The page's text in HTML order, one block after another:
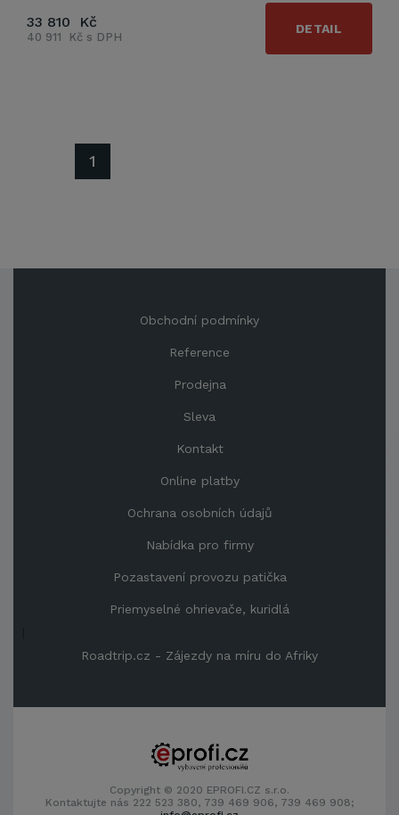
33 810 Kč
40 911 Kč s DPH
DETAIL
1
Obchodní podmínky
Reference
Prodejna
Sleva
Kontakt
Online platby
Ochrana osobních údajů
Nabídka pro firmy
Pozastavení provozu patička
Priemyselné ohrievače, kuridlá
Roadtrip.cz - Zájezdy na míru do Afriky
Copyright © 2020 EPROFI.CZ s.r.o.
Kontaktujte nás 222 523 380, 739 469 906, 739 469 908;